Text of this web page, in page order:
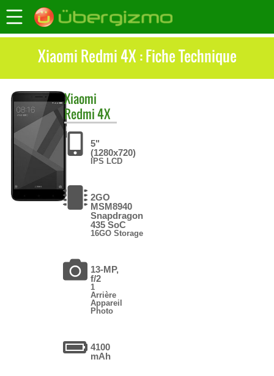
Xiaomi Redmi 4X : Fiche Technique
Xiaomi
Redmi 4X
5"
(1280x720)
IPS LCD
2GO
MSM8940
Snapdragon
435 SoC
16GO Storage
13-MP,
f/2
1
Arrière
Appareil
Photo
4100
mAh